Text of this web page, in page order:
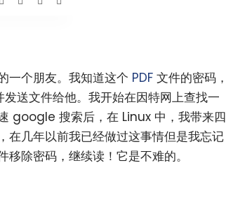
一个朋友。我知道这个 PDF 文件的密码，
送文件给他。我开始在因特网上查找一
google 搜索后，在 Linux 中，我带来四
在几年以前我已经做过这事情但是我忘记
除密码，继续读！它是不难的。